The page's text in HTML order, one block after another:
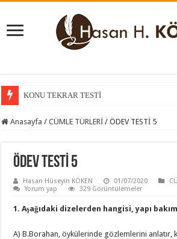
KONU TEKRAR TESTİ
Anasayfa / CÜMLE TÜRLERİ / ÖDEV TESTİ 5
ÖDEV TESTİ 5
Hasan Hüseyin KÖKEN 01/07/2020
Yorum yap
329 Görüntülemeler
1. Aşağıdaki dizelerden hangisi, yapı
A) B.Borahan, öykülerinde gözlemlerini anlatır,